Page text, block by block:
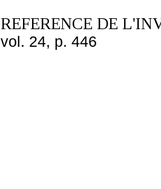
REFERENCE DE
vol. 24, p. 446